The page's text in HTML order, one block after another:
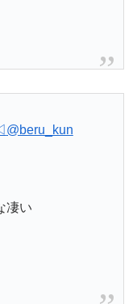
@beru_kun
凄い